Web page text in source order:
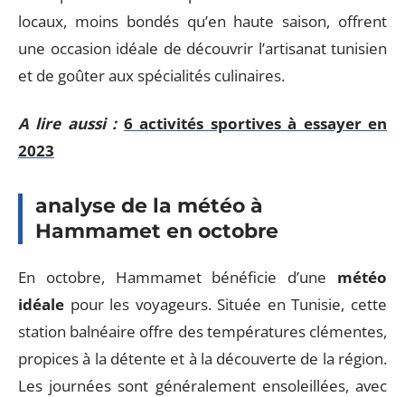
locaux, moins bondés qu’en haute saison, offrent
une occasion idéale de découvrir l’artisanat tunisien
et de goûter aux spécialités culinaires.
A lire aussi : 6 activités sportives à essayer en
2023
analyse de la météo à
Hammamet en octobre
En octobre, Hammamet bénéficie d’une météo
idéale pour les voyageurs. Située en Tunisie, cette
station balnéaire offre des températures clémentes,
propices à la détente et à la découverte de la région.
Les journées sont généralement ensoleillées, avec